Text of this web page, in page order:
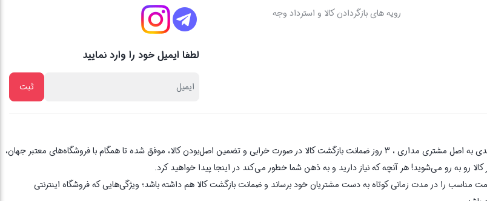
رویه های بازگردادن کالا و استرداد وجه
لطفا ایمیل خود را وارد نمایید
دیجیسام تک به عنوان یکی از قدیمی‌ترین فروشگاه های اینترنتی با بیش از یک دهه تجربه، با پایبندی به اصل مشتری مداری ، 3 روز ضمانت بازگشت کالا در صورت خرابی و تضمین اصل‌بودن کالا، موفق شده تا همگام با فروشگاه‌های معتبر جهان،
رو به رو می‌شوید! هر آنچه که نیاز دارید و به ذهن شما خطور می‌کند در اینجا پیدا خواهید کرد.
مناسب را در مدت زمانی کوتاه به دست مشتریان خود برساند و ضمانت بازگشت کالا هم داشته باشد؛ ویژگی‌هایی که فروشگاه اینترنتی